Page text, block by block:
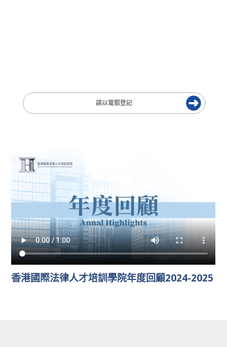
香港國際法律人才培訓學院年度回顧2024-2025